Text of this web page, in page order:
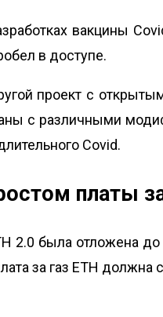
вакцины
в доступе.
проект с
с различными
Covid.
платы
2.0 была отложена
за газ ETH